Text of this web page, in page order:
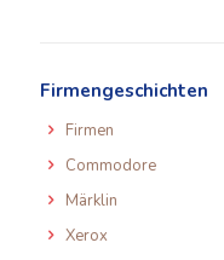
Firmengeschichten
Firmen
Commodore
Märklin
Xerox